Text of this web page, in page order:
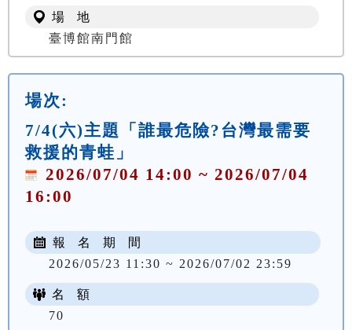
場 地
臺博館南門館
場次:
7/4(六)主題「誰最危險?台灣最需要
救援的青蛙」
2026/07/04 14:00 ~ 2026/07/04
16:00
報 名 期 間
2026/05/23 11:30 ~ 2026/07/02 23:59
名 額
70